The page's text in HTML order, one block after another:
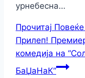
урнебесна…
Прочитај Повеќе
Прилеп!
комедија на
БаЏаНаК”